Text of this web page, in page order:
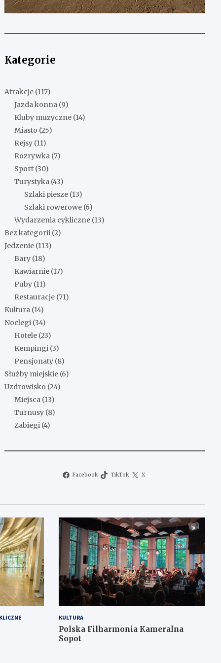
Kategorie
Atrakcje (117)
Jazda konna (9)
Kluby muzyczne (14)
Miasto (25)
Rejsy (11)
Rozrywka (7)
Sport (30)
Turystyka (43)
Szlaki piesze (13)
Szlaki rowerowe (6)
Wydarzenia cykliczne (13)
Bez kategorii (2)
Jedzenie (113)
Bary (18)
Kawiarnie (17)
Puby (11)
Restauracje (71)
Kultura (14)
Noclegi (34)
Hotele (23)
Kempingi (3)
Pensjonaty (8)
Służby miejskie (6)
Uzdrowisko (24)
Miejsca (13)
Turnusy (8)
Zabiegi (4)
Facebook TikTok X
KULTURA
Polska Filharmonia Kameralna
Sopot